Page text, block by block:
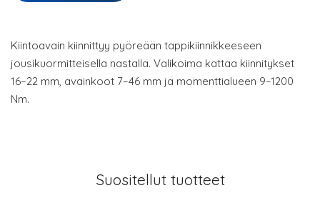
Kiintoavain kiinnittyy pyöreään tappikiinnikkeeseen
jousikuormitteisella nastalla. Valikoima kattaa kiinnitykset
16–22 mm, avainkoot 7–46 mm ja momenttialueen 9–1200
Nm.
Suositellut tuotteet